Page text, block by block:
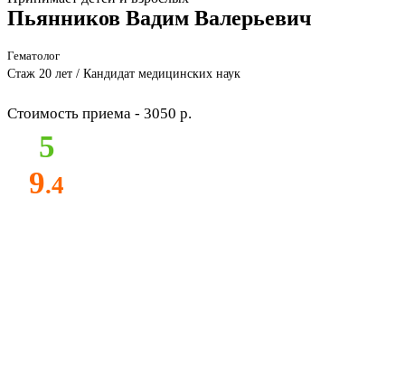
Пьянников Вадим Валерьевич
Гематолог
Стаж 20 лет / Кандидат медицинских наук
Стоимость приема - 3050 р.
5
9.4